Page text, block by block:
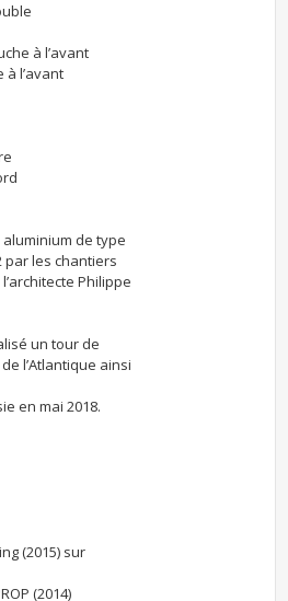
à l’avant
l’avant
de type
par les chantiers
Philippe
un tour de
l’Atlantique ainsi
en mai 2018.
(2015) sur
(2014)